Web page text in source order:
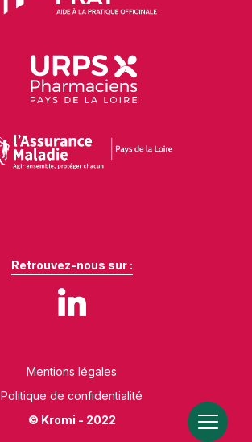
Retrouvez-nous sur :
Mentions légales
© Kromi - 2022
Politique de confidentialité